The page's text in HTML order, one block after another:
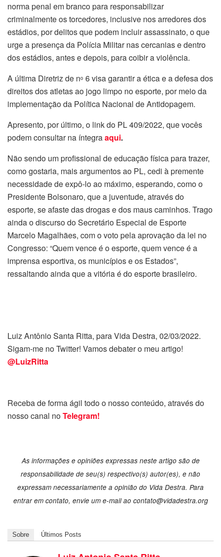
norma penal em branco para responsabilizar
criminalmente os torcedores, inclusive nos arredores dos
estádios, por delitos que podem incluir assassinato, o que
urge a presença da Polícia Militar nas cercanias e dentro
dos estádios, antes e depois, para coibir a violência.
A última Diretriz de no 6 visa garantir a ética e a defesa dos
direitos dos atletas ao jogo limpo no esporte, por meio da
implementação da Política Nacional de Antidopagem.
Apresento, por último, o link do PL 409/2022, que vocês
podem consultar na íntegraaqui.
Não sendo um profissional de educação física para trazer,
como gostaria, mais argumentos ao PL, cedi à premente
necessidade de expô-lo ao máximo, esperando, como o
Presidente Bolsonaro, que a juventude, através do
esporte, se afaste das drogas e dos maus caminhos. Trago
ainda o discurso do Secretário Especial de Esporte
Marcelo Magalhães, com o voto pela aprovação da lei no
Congresso: “Quem vence é o esporte, quem vence é a
imprensa esportiva, os municípios e os Estados”,
ressaltando ainda que a vitória é do esporte brasileiro.
Luiz Antônio Santa Ritta, para Vida Destra, 02/03/2022.
Sigam-me no Twitter! Vamos debater o meu artigo!
@LuizRitta
Receba de forma ágil todo o nosso conteúdo, através do
nosso canal noTelegram!
As informações e opiniões expressas neste artigo são de
responsabilidade de seu(s) respectivo(s) autor(es), e não
expressam necessariamente a opinião do Vida Destra. Para
entrar em contato, envie um e-mail ao contato@vidadestra.org
Sobre Últimos Posts